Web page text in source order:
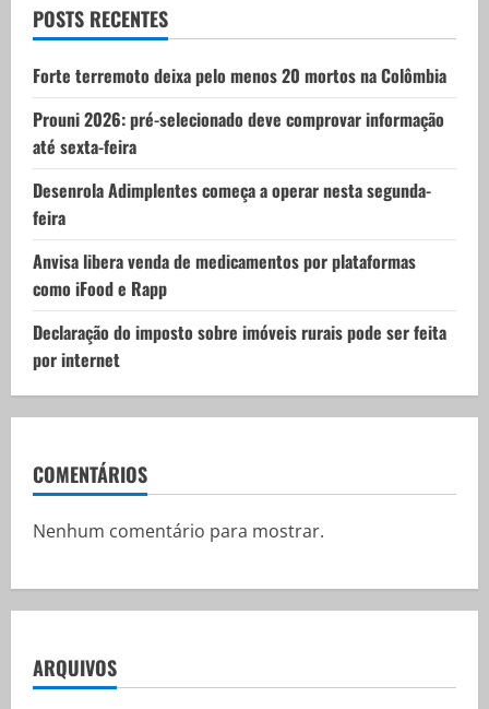
t
i
o
n
POSTS RECENTES
Forte terremoto deixa pelo menos 20 mortos na Colômbia
Prouni 2026: pré-selecionado deve comprovar informação
até sexta-feira
Desenrola Adimplentes começa a operar nesta segunda-
feira
Anvisa libera venda de medicamentos por plataformas
como iFood e Rapp
Declaração do imposto sobre imóveis rurais pode ser feita
por internet
COMENTÁRIOS
Nenhum comentário para mostrar.
ARQUIVOS